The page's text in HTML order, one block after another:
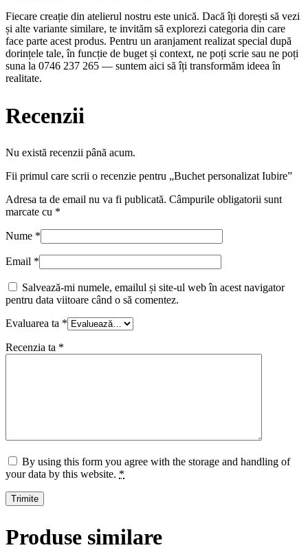
Fiecare creație din atelierul nostru este unică. Dacă îți dorești să vezi
și alte variante similare, te invităm să explorezi categoria din care
face parte acest produs. Pentru un aranjament realizat special după
dorințele tale, în funcție de buget și context, ne poți scrie sau ne poți
suna la 0746 237 265 — suntem aici să îți transformăm ideea în
realitate.
Recenzii
Nu există recenzii până acum.
Fii primul care scrii o recenzie pentru „Buchet personalizat Iubire”
Adresa ta de email nu va fi publicată. Câmpurile obligatorii sunt
marcate cu *
Nume *
Email *
Salvează-mi numele, emailul și site-ul web în acest navigator
pentru data viitoare când o să comentez.
Evaluarea ta *
Recenzia ta *
By using this form you agree with the storage and handling of
your data by this website. *
Produse similare